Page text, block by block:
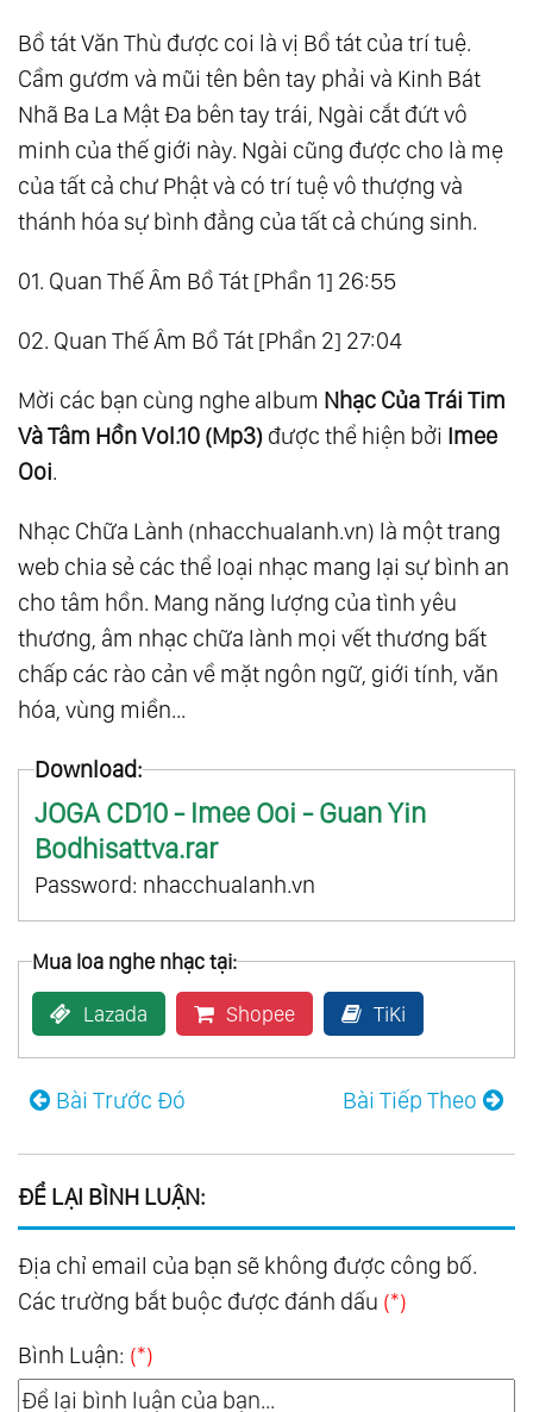
Bồ tát Văn Thù được coi là vị Bồ tát của trí tuệ.
Cầm gươm và mũi tên bên tay phải và Kinh Bát
Nhã Ba La Mật Đa bên tay trái, Ngài cắt đứt vô
minh của thế giới này. Ngài cũng được cho là mẹ
của tất cả chư Phật và có trí tuệ vô thượng và
thánh hóa sự bình đẳng của tất cả chúng sinh.
01. Quan Thế Âm Bồ Tát [Phần 1] 26:55
02. Quan Thế Âm Bồ Tát [Phần 2] 27:04
Mời các bạn cùng nghe album Nhạc Của Trái Tim
Và Tâm Hồn Vol.10 (Mp3) được thể hiện bởi Imee
Ooi.
Nhạc Chữa Lành (nhacchualanh.vn) là một trang
web chia sẻ các thể loại nhạc mang lại sự bình an
cho tâm hồn. Mang năng lượng của tình yêu
thương, âm nhạc chữa lành mọi vết thương bất
chấp các rào cản về mặt ngôn ngữ, giới tính, văn
hóa, vùng miền...
Download:
JOGA CD10 - Imee Ooi - Guan Yin
Bodhisattva.rar
Password: nhacchualanh.vn
Mua loa nghe nhạc tại:
Lazada Shopee TiKi
Bài Trước Đó Bài Tiếp Theo
ĐỂ LẠI BÌNH LUẬN:
Địa chỉ email của bạn sẽ không được công bố.
Các trường bắt buộc được đánh dấu (*)
Bình Luận: (*)